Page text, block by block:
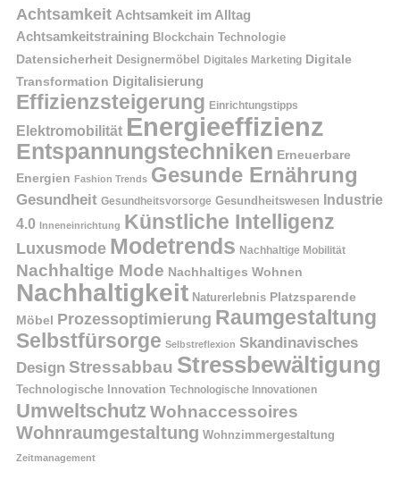
Achtsamkeit Achtsamkeit im Alltag
Achtsamkeitstraining Blockchain Technologie
Datensicherheit Designermöbel Digitales Marketing Digitale
Transformation Digitalisierung
Effizienzsteigerung Einrichtungstipps
Elektromobilität Energieeffizienz
Entspannungstechniken Erneuerbare
Energien Fashion Trends Gesunde Ernährung
Gesundheit Gesundheitsvorsorge Gesundheitswesen Industrie
4.0 Inneneinrichtung Künstliche Intelligenz
Luxusmode Modetrends Nachhaltige Mobilität
Nachhaltige Mode Nachhaltiges Wohnen
Nachhaltigkeit Naturerlebnis Platzsparende
Möbel
Prozessoptimierung Raumgestaltung
Selbstfürsorge Selbstreflexion Skandinavisches
Design Stressabbau Stressbewältigung
Technologische Innovation Technologische Innovationen
Umweltschutz Wohnaccessoires
Wohnraumgestaltung Wohnzimmergestaltung
Zeitmanagement